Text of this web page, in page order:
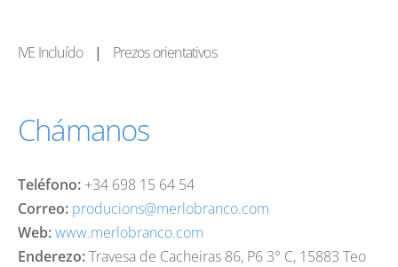
IVE Incluído | Prezos orientativos
Chámanos
Teléfono: +34 698 15 64 54
Correo: producions@merlobranco.com
Web:www.merlobranco.com
Enderezo:Travesa de Cacheiras 86, P6 3° C, 15883 Teo